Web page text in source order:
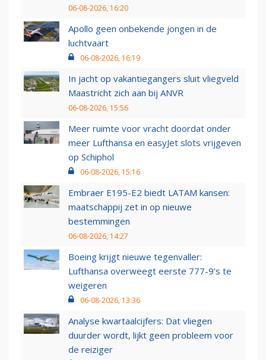
06-08-2026, 16:20
Apollo geen onbekende jongen in de
luchtvaart
06-08-2026, 16:19
In jacht op vakantiegangers sluit vliegveld
Maastricht zich aan bij ANVR
06-08-2026, 15:56
Meer ruimte voor vracht doordat onder
meer Lufthansa en easyJet slots vrijgeven
op Schiphol
06-08-2026, 15:16
Embraer E195-E2 biedt LATAM kansen:
maatschappij zet in op nieuwe
bestemmingen
06-08-2026, 14:27
Boeing krijgt nieuwe tegenvaller:
Lufthansa overweegt eerste 777-9’s te
weigeren
06-08-2026, 13:36
Analyse kwartaalcijfers: Dat vliegen
duurder wordt, lijkt geen probleem voor
de reiziger